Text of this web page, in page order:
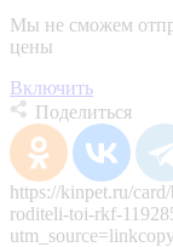
Мы не сможем
цены
Включить
Поделиться
https://kinpet.ru/
roditeli-toi-rkf-